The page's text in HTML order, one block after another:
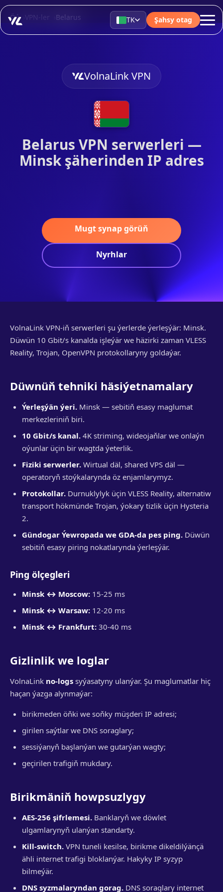
TK Şahsy otag
Öý VPN-ler Belarus
VolnaLink VPN
Belarus VPN serwerleri —
Minsk şäherinden IP adres
Mugt synap görüň
Nyrhlar
VolnaLink VPN-iň serwerleri şu ýerlerde ýerleşýär: Minsk.
Düwün 10 Gbit/s kanalda işleýär we häzirki zaman VLESS
Reality, Trojan, OpenVPN protokollaryny goldaýar.
Düwnüň tehniki häsiýetnamalary
Ýerleşýän ýeri. Minsk — sebitiň esasy maglumat
merkezleriniň biri.
10 Gbit/s kanal. 4K striming, wideojaňlar we onlaýn
oýunlar üçin bir wagtda ýeterlik.
Fiziki serwerler. Wirtual däl, shared VPS däl —
operatoryň stoýkalarynda öz enjamlarymyz.
Protokollar. Durnuklylyk üçin VLESS Reality, alternatiw
transport hökmünde Trojan, ýokary tizlik üçin Hysteria
2.
Gündogar Ýewropada we GDA-da pes ping. Düwün
sebitiň esasy piring nokatlarynda ýerleşýär.
Ping ölçegleri
Minsk ↔ Moscow: 15-25 ms
Minsk ↔ Warsaw: 12-20 ms
Minsk ↔ Frankfurt: 30-40 ms
Gizlinlik we loglar
VolnaLink no-logs syýasatyny ulanýar. Şu maglumatlar hiç
haçan ýazga alynmaýar:
birikmeden öňki we soňky müşderi IP adresi;
girilen saýtlar we DNS soraglary;
sessiýanyň başlanýan we gutarýan wagty;
geçirilen trafigiň mukdary.
Birikmäniň howpsuzlygy
AES-256 şifrlemesi. Banklaryň we döwlet
ulgamlarynyň ulanýan standarty.
Kill-switch. VPN tuneli kesilse, birikme dikeldilýänçä
ähli internet trafigi bloklanýar. Hakyky IP syzyp
bilmeýär.
DNS syzmalaryndan gorag. DNS soraglary internet